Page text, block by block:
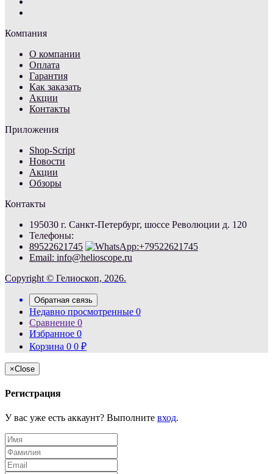
Компания
О компании
Оплата
Гарантия
Как заказать
Акции
Контакты
Приложения
Shop-Script
Новости
Акции
Обзоры
Контакты
195030 г. Санкт-Петербург, шоссе Революции д. 120
Телефоны:
89522621745
Email: info@helioscope.ru
Copyright © Гелиоскоп, 2026.
Обратная связь
Недавно просмотренные 0
Сравнение 0
Избранное 0
Корзина 0 0 ₽
×Close
Регистрация
У вас уже есть аккаунт? Выполните вход.